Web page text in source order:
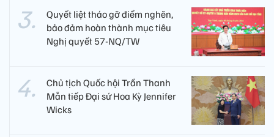
Quyết liệt tháo gỡ điểm nghẽn,
bảo đảm hoàn thành mục tiêu
Nghị quyết 57-NQ/TW
Chủ tịch Quốc hội Trần Thanh
Mẫn tiếp Đại sứ Hoa Kỳ Jennifer
Wicks